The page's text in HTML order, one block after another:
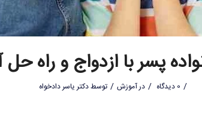
پسر با ازدواج و راه
/ 0 دیدگاه / درآموزش / توسطدکتر یاسر دادخواه